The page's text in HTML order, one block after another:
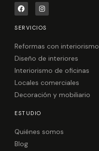
F
a
c
e
b
o
I
n
s
t
a
r
m
SERVICIOS
Reformas con interiorismo
Diseño de interiores
Interiorismo de oficinas
Locales comerciales
Decoración y mobiliario
ESTUDIO
Quiénes somos
Blog